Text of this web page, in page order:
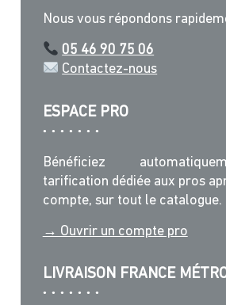
Nous vous répondons
05 46 90 75 06
Contactez-nous
ESPACE PRO
Bénéficiez
tarification dédiée aux pros
compte, sur tout le catalogue.
→ Ouvrir un compte pro
LIVRAISON FRANCE